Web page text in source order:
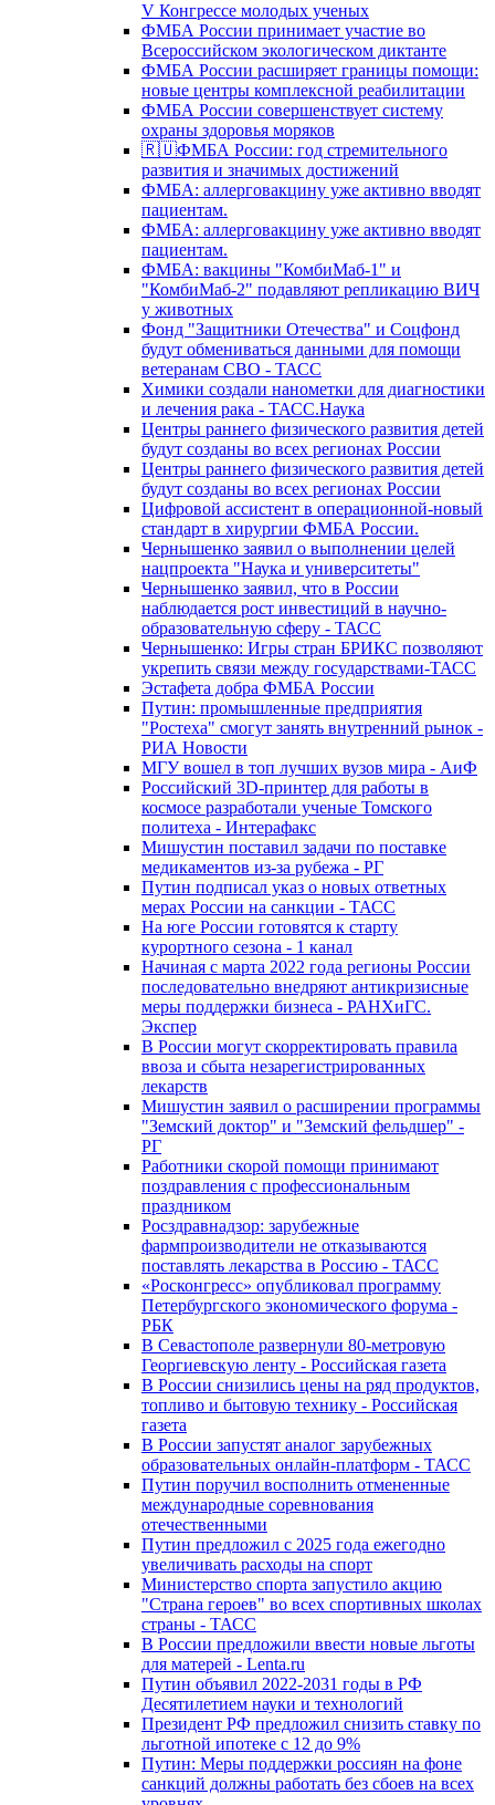
V Конгрессе молодых ученых
ФМБА России принимает участие во
Всероссийском экологическом диктанте
ФМБА России расширяет границы помощи:
новые центры комплексной реабилитации
ФМБА России совершенствует систему
охраны здоровья моряков
🇷🇺ФМБА России: год стремительного
развития и значимых достижений
ФМБА: аллерговакцину уже активно вводят
пациентам.
ФМБА: аллерговакцину уже активно вводят
пациентам.
ФМБА: вакцины "КомбиМаб-1" и
"КомбиМаб-2" подавляют репликацию ВИЧ
у животных
Фонд "Защитники Отечества" и Соцфонд
будут обмениваться данными для помощи
ветеранам СВО - ТАСС
Химики создали нанометки для диагностики
и лечения рака - ТАСС.Наука
Центры раннего физического развития детей
будут созданы во всех регионах России
Центры раннего физического развития детей
будут созданы во всех регионах России
Цифровой ассистент в операционной-новый
стандарт в хирургии ФМБА России.
Чернышенко заявил о выполнении целей
нацпроекта "Наука и университеты"
Чернышенко заявил, что в России
наблюдается рост инвестиций в научно-
образовательную сферу - ТАСС
Чернышенко: Игры стран БРИКС позволяют
укрепить связи между государствами-ТАСС
Эстафета добра ФМБА России
Путин: промышленные предприятия
"Ростеха" смогут занять внутренний рынок -
РИА Новости
МГУ вошел в топ лучших вузов мира - АиФ
Российский 3D-принтер для работы в
космосе разработали ученые Томского
политеха - Интерафакс
Мишустин поставил задачи по поставке
медикаментов из-за рубежа - РГ
Путин подписал указ о новых ответных
мерах России на санкции - ТАСС
На юге России готовятся к старту
курортного сезона - 1 канал
Начиная с марта 2022 года регионы России
последовательно внедряют антикризисные
меры поддержки бизнеса - РАНХиГС.
Экспер
В России могут скорректировать правила
ввоза и сбыта незарегистрированных
лекарств
Мишустин заявил о расширении программы
"Земский доктор" и "Земский фельдшер" -
РГ
Работники скорой помощи принимают
поздравления с профессиональным
праздником
Росздравнадзор: зарубежные
фармпроизводители не отказываются
поставлять лекарства в Россию - ТАСС
«Росконгресс» опубликовал программу
Петербургского экономического форума -
РБК
В Севастополе развернули 80-метровую
Георгиевскую ленту - Российская газета
В России снизились цены на ряд продуктов,
топливо и бытовую технику - Российская
газета
В России запустят аналог зарубежных
образовательных онлайн-платформ - ТАСС
Путин поручил восполнить отмененные
международные соревнования
отечественными
Путин предложил с 2025 года ежегодно
увеличивать расходы на спорт
Министерство спорта запустило акцию
"Страна героев" во всех спортивных школах
страны - ТАСС
В России предложили ввести новые льготы
для матерей - Lenta.ru
Путин объявил 2022-2031 годы в РФ
Десятилетием науки и технологий
Президент РФ предложил снизить ставку по
льготной ипотеке с 12 до 9%
Путин: Меры поддержки россиян на фоне
санкций должны работать без сбоев на всех